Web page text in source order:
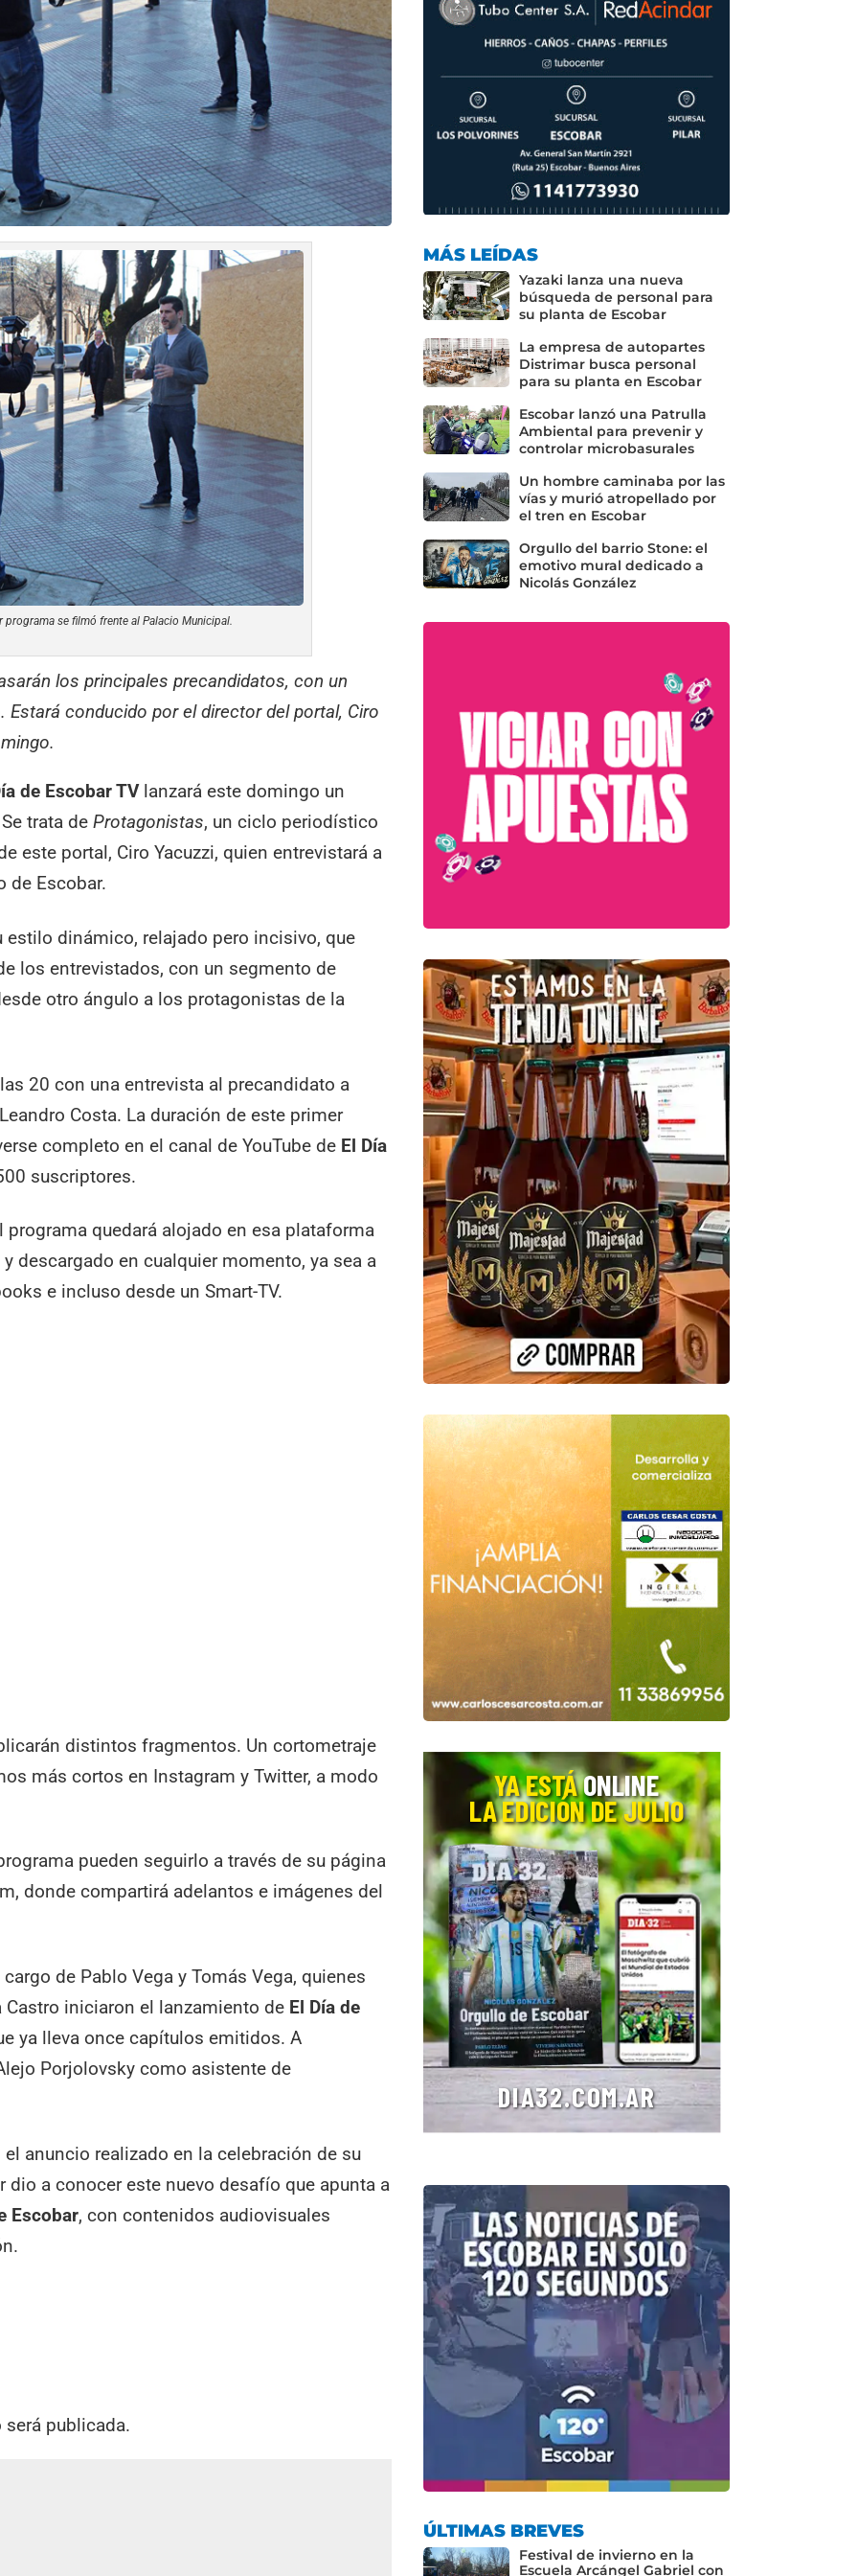
programa se filmó frente al Palacio Municipal.
los principales precandidatos, con un
conducido por el director del portal, Ciro
de Escobar TVlanzará este domingo un
trata deProtagonistas, un ciclo periodístico
este portal, Ciro Yacuzzi, quien entrevistará a
de Escobar.
dinámico, relajado pero incisivo, que
los entrevistados, con un segmento de
otro ángulo a los protagonistas de la
20 con una entrevista al precandidato a
Costa. La duración de este primer
completo en el canal de YouTube de El Día
suscriptores.
quedará alojado en esa plataforma
descargado en cualquier momento, ya sea a
e incluso desde un Smart-TV.
distintos fragmentos. Un cortometraje
más cortos en Instagram y Twitter, a modo
pueden seguirlo a través de su página
donde compartirá adelantos e imágenes del
de Pablo Vega y Tomás Vega, quienes
iniciaron el lanzamiento de El Día de
ya lleva once capítulos emitidos. A
Porjolovsky como asistente de
anuncio realizado en la celebración de su
a conocer este nuevo desafío que apunta a
Escobar, con contenidos audiovisuales
publicada.
MÁS LEÍDAS
Yazaki lanza una nueva
búsqueda de personal para
su planta de Escobar
La empresa de autopartes
Distrimar busca personal
para su planta en Escobar
Escobar lanzó una Patrulla
Ambiental para prevenir y
controlar microbasurales
Un hombre caminaba por las
vías y murió atropellado por
el tren en Escobar
Orgullo del barrio Stone: el
emotivo mural dedicado a
Nicolás González
ÚLTIMAS BREVES
Festival de invierno en la
Escuela Arcángel Gabriel con